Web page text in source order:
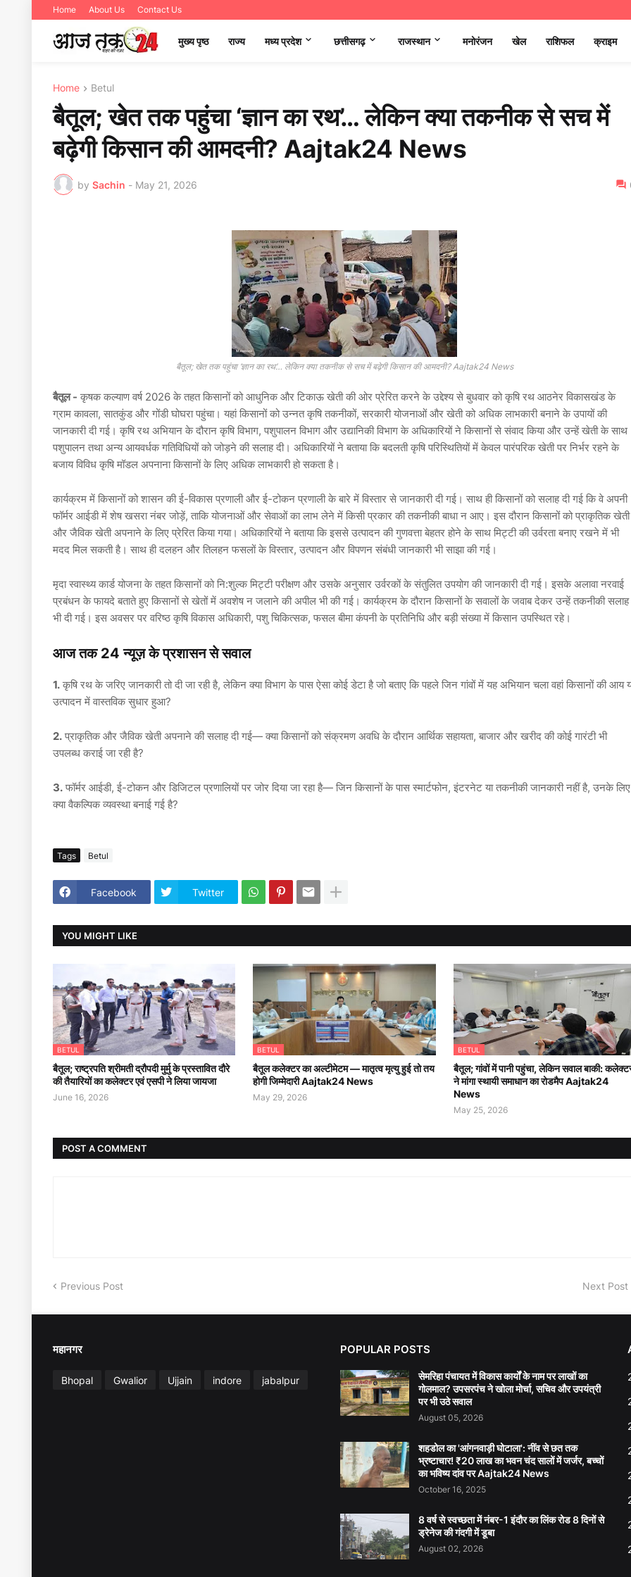
Home About Us Contact Us
मुख्य पृष्ठ राज्य मध्‍य प्रदेश छत्तीसगढ़ राजस्थान मनोरंजन खेल राशिफल क्राइम
Home Betul
बैतूल; खेत तक पहुंचा ‘ज्ञान का रथ’… लेकिन क्या तकनीक से सच में
बढ़ेगी किसान की आमदनी? Aajtak24 News
by Sachin - May 21, 2026
बैतूल; खेत तक पहुंचा ‘ज्ञान का रथ’… लेकिन क्या तकनीक से सच में बढ़ेगी किसान की आमदनी? Aajtak24 News
बैतूल - कृषक कल्याण वर्ष 2026 के तहत किसानों को आधुनिक और टिकाऊ खेती की ओर प्रेरित करने के उद्देश्य से बुधवार को कृषि रथ आठनेर विकासखंड के
ग्राम कावला, सातकुंड और गोंडी घोघरा पहुंचा। यहां किसानों को उन्नत कृषि तकनीकों, सरकारी योजनाओं और खेती को अधिक लाभकारी बनाने के उपायों की
जानकारी दी गई। कृषि रथ अभियान के दौरान कृषि विभाग, पशुपालन विभाग और उद्यानिकी विभाग के अधिकारियों ने किसानों से संवाद किया और उन्हें खेती के साथ
पशुपालन तथा अन्य आयवर्धक गतिविधियों को जोड़ने की सलाह दी। अधिकारियों ने बताया कि बदलती कृषि परिस्थितियों में केवल पारंपरिक खेती पर निर्भर रहने के
बजाय विविध कृषि मॉडल अपनाना किसानों के लिए अधिक लाभकारी हो सकता है।
कार्यक्रम में किसानों को शासन कीई-विकास प्रणालीऔर ई-टोकन प्रणालीके बारे में विस्तार से जानकारी दी गई। साथ ही किसानों को सलाह दी गई कि वे अपनी
फॉर्मर आईडी में शेष खसरा नंबर जोड़ें, ताकि योजनाओं और सेवाओं का लाभ लेने में किसी प्रकार की तकनीकी बाधा न आए। इस दौरान किसानों को प्राकृतिक खेती
और जैविक खेती अपनाने के लिए प्रेरित किया गया। अधिकारियों ने बताया कि इससे उत्पादन की गुणवत्ता बेहतर होने के साथ मिट्टी की उर्वरता बनाए रखने में भी
मदद मिल सकती है। साथ ही दलहन और तिलहन फसलों के विस्तार, उत्पादन और विपणन संबंधी जानकारी भी साझा की गई।
मृदा स्वास्थ्य कार्ड योजना के तहत किसानों को नि:शुल्क मिट्टी परीक्षण और उसके अनुसार उर्वरकों के संतुलित उपयोग की जानकारी दी गई। इसके अलावा नरवाई
प्रबंधन के फायदे बताते हुए किसानों से खेतों में अवशेष न जलाने की अपील भी की गई। कार्यक्रम के दौरान किसानों के सवालों के जवाब देकर उन्हें तकनीकी सलाह
भी दी गई। इस अवसर पर वरिष्ठ कृषि विकास अधिकारी, पशु चिकित्सक, फसल बीमा कंपनी के प्रतिनिधि और बड़ी संख्या में किसान उपस्थित रहे।
आज तक 24 न्यूज़ के प्रशासन से सवाल
1. कृषि रथ के जरिए जानकारी तो दी जा रही है, लेकिन क्या विभाग के पास ऐसा कोई डेटा है जो बताए कि पहले जिन गांवों में यह अभियान चला वहां किसानों की आय
उत्पादन में वास्तविक सुधार हुआ?
2. प्राकृतिक और जैविक खेती अपनाने की सलाह दी गई— क्या किसानों को संक्रमण अवधि के दौरान आर्थिक सहायता, बाजार और खरीद की कोई गारंटी भी
उपलब्ध कराई जा रही है?
3. फॉर्मर आईडी, ई-टोकन और डिजिटल प्रणालियों पर जोर दिया जा रहा है— जिन किसानों के पास स्मार्टफोन, इंटरनेट या तकनीकी जानकारी नहीं है, उनके लिए
क्या वैकल्पिक व्यवस्था बनाई गई है?
Tags Betul
Facebook Twitter
YOU MIGHT LIKE
BETUL
बैतूल; राष्ट्रपति श्रीमती द्रौपदी मुर्मु के प्रस्तावित दौरे
की तैयारियों का कलेक्टर एवं एसपी ने लिया जायजा
June 16, 2026
BETUL
बैतूल कलेक्टर का अल्टीमेटम — मातृत्व मृत्यु हुई तो तय
होगी जिम्मेदारी Aajtak24 News
May 29, 2026
BETUL
बैतूल; गांवों में पानी पहुंचा, लेकिन सवाल बाकी:
ने मांगा स्थायी समाधान का रोडमैप Aajtak24
News
May 25, 2026
POST A COMMENT
Previous Post Next Post
महानगर
Bhopal Gwalior Ujjain indore jabalpur
POPULAR POSTS
सेमरिहा पंचायत में विकास कार्यों के नाम पर लाखों का
गोलमाल? उपसरपंच ने खोला मोर्चा, सचिव और उपयंत्री
पर भी उठे सवाल
August 05, 2026
शहडोल का 'आंगनवाड़ी घोटाला': नींव से छत तक
भ्रष्टाचार! ₹20 लाख का भवन चंद सालों में जर्जर, बच्चों
का भविष्य दांव पर Aajtak24 News
October 16, 2025
8 वर्ष से स्वच्छता में नंबर-1 इंदौर का लिंक रोड 8 दिनों से
ड्रेनेज की गंदगी में डूबा
August 02, 2026